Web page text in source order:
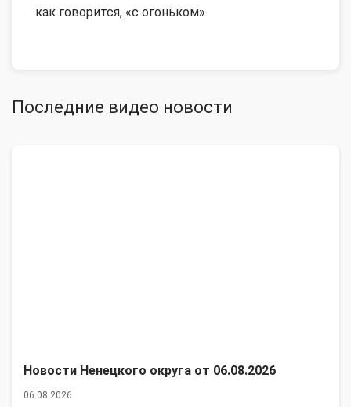
как говорится, «с огоньком».
Последние видео новости
Новости Ненецкого округа от 06.08.2026
06.08.2026